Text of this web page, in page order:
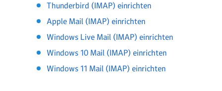
Thunderbird (IMAP) einrichten
Apple Mail (IMAP) einrichten
Windows Live Mail (IMAP) einrichten
Windows 10 Mail (IMAP) einrichten
Windows 11 Mail (IMAP) einrichten